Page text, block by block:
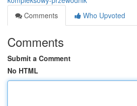
Comments
Who Upvoted
Comments
Submit a Comment
No HTML